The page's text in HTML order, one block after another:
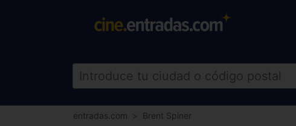
entradas.com Brent Spiner